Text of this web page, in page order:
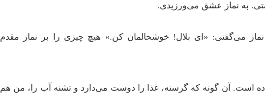
به نماز عشق می‌ورزیدی.
می‌گفتی: «ای بلال! خوشحالمان کن.» هیچ چیزی را بر نماز مقدم
است. آن گونه که گرسنه، غذا را دوست می‌دارد و تشنه آب را، من هم